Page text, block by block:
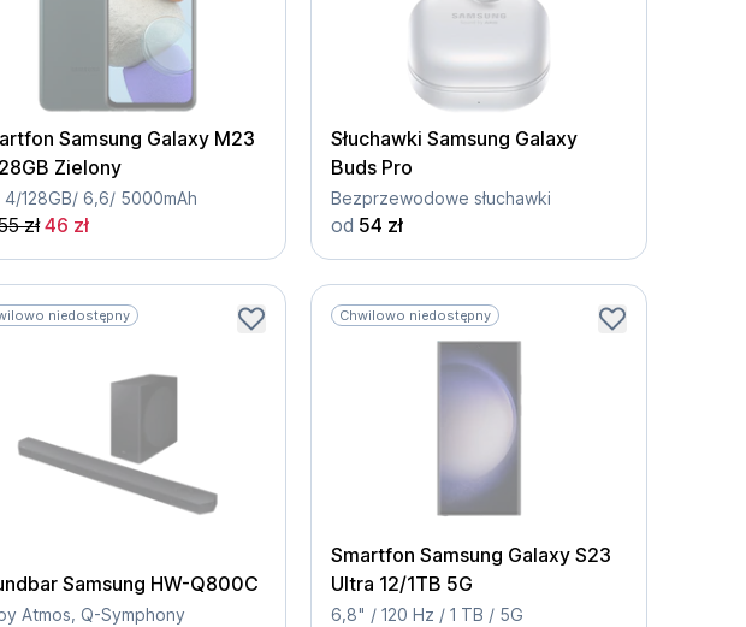
Samsung Galaxy M23
Zielony
4/128GB/ 6,6/ 5000mAh
zł 46 zł
Słuchawki Samsung Galaxy
Buds Pro
Bezprzewodowe słuchawki
od 54 zł
niedostępny
Samsung HW-Q800C
Atmos, Q-Symphony
Chwilowo niedostępny
Smartfon Samsung Galaxy S23
Ultra 12/1TB 5G
6,8" / 120 Hz / 1 TB / 5G